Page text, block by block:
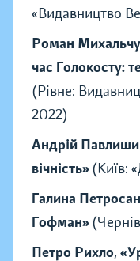
«Видавництво
Роман
час Голокосту:
(Рівне:
2022)
Андрій
вічність»(Київ:
Галина
Гофман»
Петро Рихло,